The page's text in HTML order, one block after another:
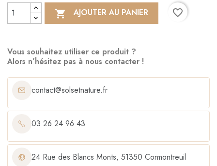
 AJOUTER AU PANIER favorite_border
Vous souhaitez utiliser ce produit ?
Alors n’hésitez pas à nous contacter !
contact@solsetnature.fr
03 26 24 96 43
24 Rue des Blancs Monts, 51350 Cormontreuil